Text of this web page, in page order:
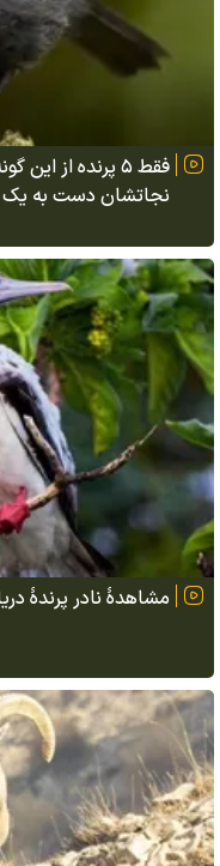
فقط ۵ پرنده از
نجاتشان دست به یک
مشاهدهٔ نادر پرندهٔ